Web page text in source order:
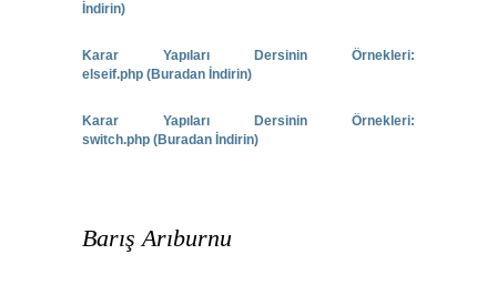
İndirin)
Karar Yapıları Dersinin Örnekleri:
elseif.php (Buradan İndirin)
Karar Yapıları Dersinin Örnekleri:
switch.php (Buradan İndirin)
Barış Arıburnu